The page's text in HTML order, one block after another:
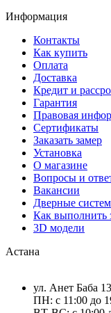
Информация
Контакты
Как купить
Оплата
Доставка
Кредит и
Гарантия
Правовая
Сертификаты
Заказать замер
Установка
О магазине
Вопросы и
Вакансии
Дверные
Как выполнить
3D модели
Астана
ул. Анет Баба
ПН: с 11:00 до